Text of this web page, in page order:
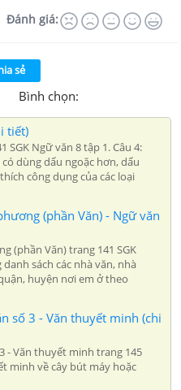
Đánh giá:
sẻ
Bình chọn:
tiết)
SGK Ngữ văn 8 tập 1. Câu 4:
dùng dấu ngoặc hơn, dấu
công dụng của các loại
(phần Văn) - Ngữ văn
(phần Văn) trang 141 SGK
sách các nhà văn, nhà
huyện nơi em ở theo
số 3 - Văn thuyết minh (chi
- Văn thuyết minh trang 145
minh về cây bút máy hoặc